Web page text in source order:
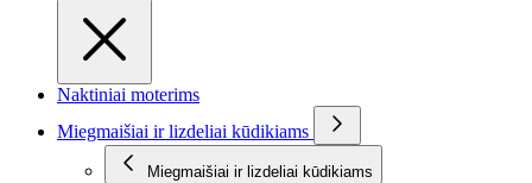
Naktiniai moterims
Miegmaišiai ir lizdeliai kūdikiams
Miegmaišiai ir lizdeliai kūdikiams